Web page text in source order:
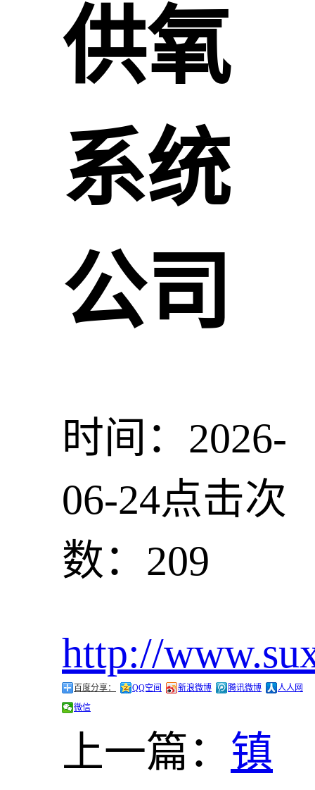
供氧
系统
公司
时间：2026-
06-24点击次
数：209
http://
百度分享： QQ空间 新浪微博 腾讯微博
人人网
微信
上一篇： 镇